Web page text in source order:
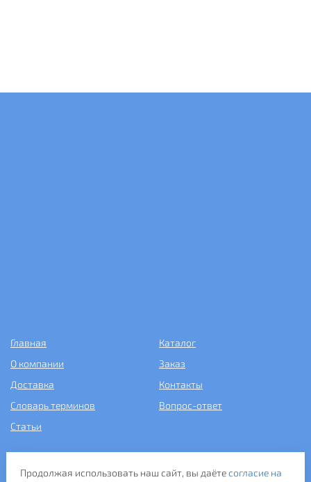
Главная
Каталог
О компании
Заказ
Доставка
Контакты
Словарь терминов
Вопрос-ответ
Статьи
Продолжая использовать наш сайт, вы даётесогласие на